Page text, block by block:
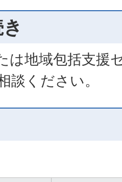
は地域包括支援
談ください。